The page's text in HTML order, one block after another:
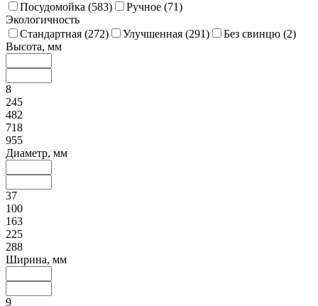
Посудомойка (583) Ручное (71)
Экологичность
Стандартная (272) Улучшенная (291) Без свинцю (2)
Высота, мм
8
245
482
718
955
Диаметр, мм
37
100
163
225
288
Ширина, мм
9